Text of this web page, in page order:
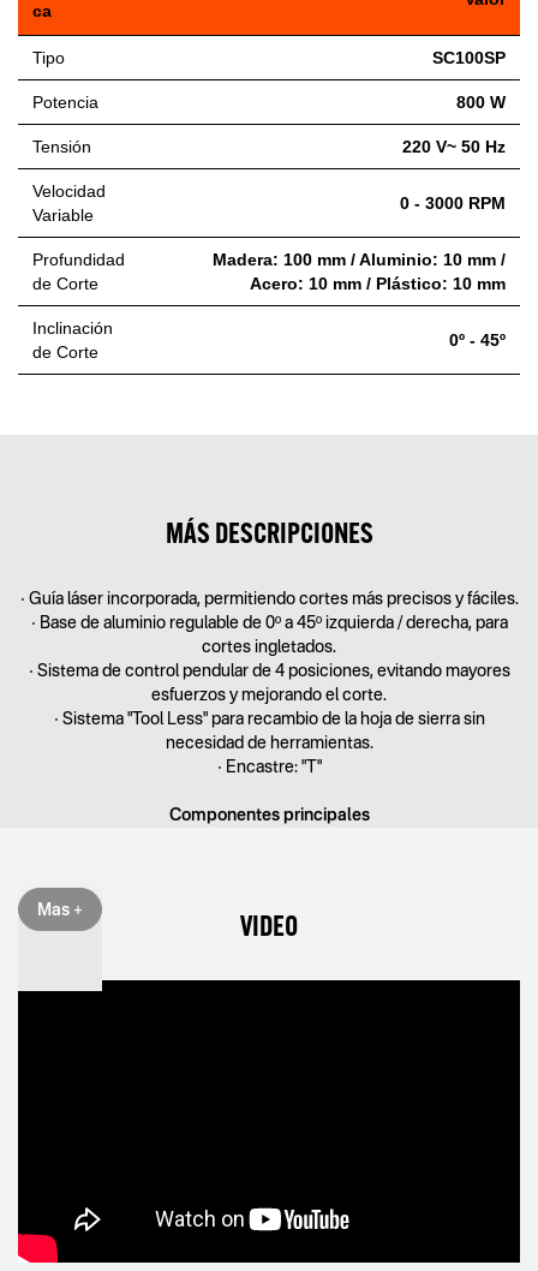
ca
Tipo SC100SP
Potencia 800 W
Tensión 220 V~ 50 Hz
Velocidad
Variable
0 - 3000 RPM
Profundidad
de Corte
Madera: 100 mm / Aluminio: 10 mm /
Acero: 10 mm / Plástico: 10 mm
Inclinación
de Corte
0º - 45º
MÁS DESCRIPCIONES
• Guía láser incorporada, permitiendo cortes más precisos y fáciles.
• Base de aluminio regulable de 0º a 45º izquierda / derecha, para
cortes ingletados.
• Sistema de control pendular de 4 posiciones, evitando mayores
esfuerzos y mejorando el corte.
• Sistema "Tool Less" para recambio de la hoja de sierra sin
necesidad de herramientas.
• Encastre: "T"
Componentes principales
5) Plástico protector.
7) Salida del soplador de polvo.
varios pasos.
• Gire la llave de movimiento pendular hasta la posición deseada.
Mas + VIDEO